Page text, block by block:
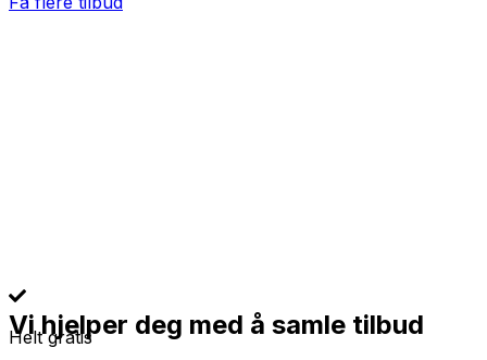
Helt gratis
Vi hjelper deg med å samle tilbud